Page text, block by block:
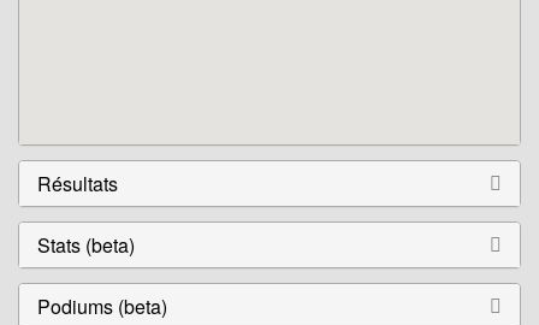
Résultats
Stats (beta)
Podiums (beta)